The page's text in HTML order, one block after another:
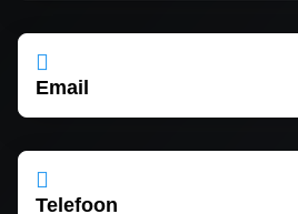

Email

Telefoon